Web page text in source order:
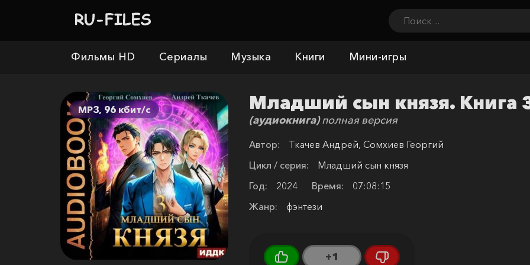
Фильмы HD Сериалы Музыка Книги Мини-игры
Младший сын князя. Книга
(аудиокнига)полная версия
Автор:
Ткачев Андрей, Сомхиев Георгий
Цикл / серия:
Младший сын князя
Год:
2024 Время:
07:08:15
Жанр:
фэнтези
+1
MP3, 96 кбит/c